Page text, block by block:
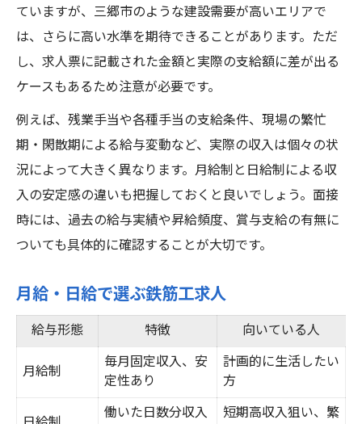
ていますが、三郷市のような建設需要が高いエリアで
は、さらに高い水準を期待できることがあります。ただ
し、求人票に記載された金額と実際の支給額に差が出る
ケースもあるため注意が必要です。
例えば、残業手当や各種手当の支給条件、現場の繁忙
期・閑散期による給与変動など、実際の収入は個々の状
況によって大きく異なります。月給制と日給制による収
入の安定感の違いも把握しておくと良いでしょう。面接
時には、過去の給与実績や昇給頻度、賞与支給の有無に
ついても具体的に確認することが大切です。
月給・日給で選ぶ鉄筋工求人
給与形態 特徴
向いている人
月給制
毎月固定収入、安
定性あり
計画的に生活したい
方
働いた日数分収入
短期高収入狙い、繁